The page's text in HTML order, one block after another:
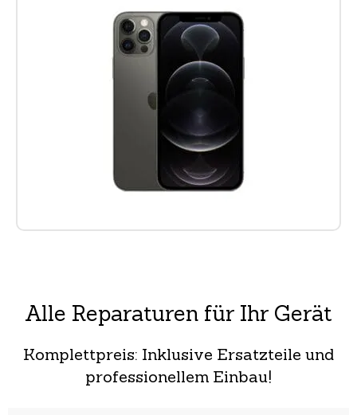
Alle Reparaturen für Ihr Gerät
Komplettpreis: Inklusive Ersatzteile und
professionellem Einbau!